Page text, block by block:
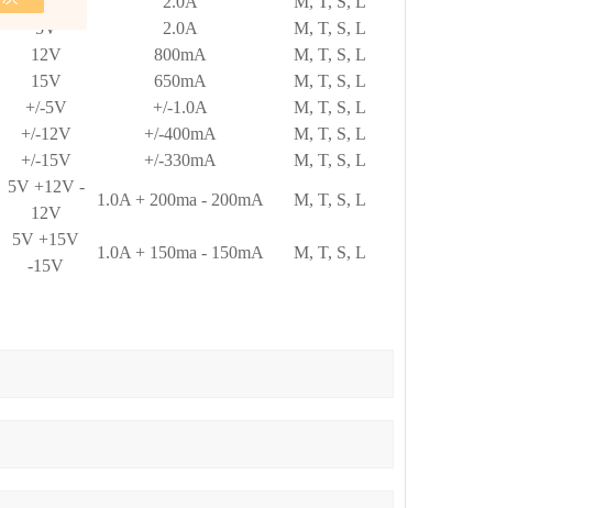
5V 2.0A
M, T, S, L
12V 800mA
M, T, S, L
15V 650mA
M, T, S, L
+/-5V +/-1.0A
M, T, S, L
+/-12V +/-400mA
M, T, S, L
+/-15V +/-330mA M, T, S, L
5V +12V -
12V
1.0A + 200ma - 200mA M, T, S, L
5V +15V
-15V
1.0A + 150ma - 150mA M, T, S, L